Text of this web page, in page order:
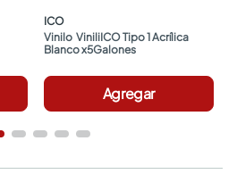
ICO
Vinilo  ViniliICO Tipo 1 Acrílica
Blanco x5Galones
Agregar